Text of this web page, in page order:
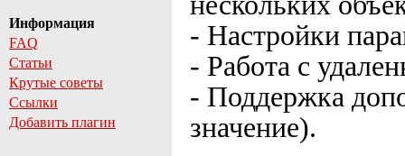
Информация
FAQ
Статьи
Крутые советы
Ссылки
Добавить плагин
- Настройки
- Работа с
- Поддержка
значение).